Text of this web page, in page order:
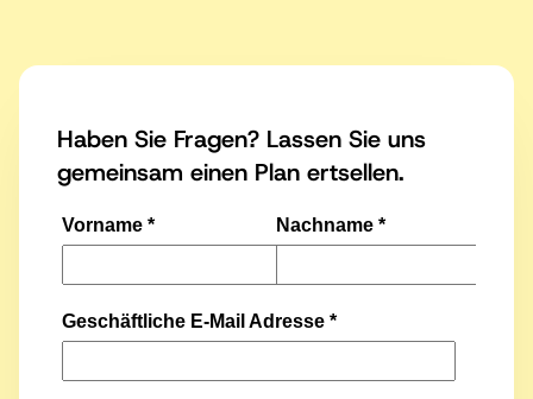
Haben Sie Fragen? Lassen Sie uns
gemeinsam einen Plan ertsellen.